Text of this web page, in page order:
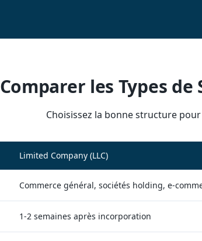
Comparer les Types
Choisissez la bonne structure
Limited Company (LLC)
Commerce général, sociétés holding, e-
1-2 semaines après incorporation